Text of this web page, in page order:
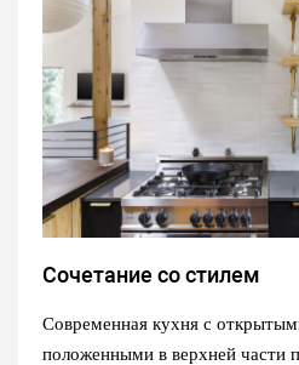
Сочетание со стилем
Современная кухня с
положенными в верхней части